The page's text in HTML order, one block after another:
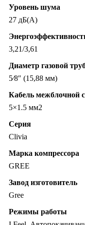
Уровень шума
27 дБ(А)
3,21/3,61
Диаметр газовой
5⁄8″ (15,88 мм)
Кабель межблочной
5×1.5 мм2
Серия
Clivia
Марка компрессора
GREE
Завод изготовитель
Gree
Режимы работы